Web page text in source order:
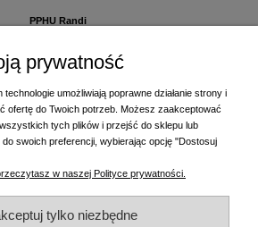
PPHU Randi
77 (wjazd od ul. Plażowej)
+48 58 770 31 80
- centrala
31 83- wyceny i drukowanie etykiet
prywatność
umożliwiają poprawne działanie strony i
ofertę do Twoich potrzeb. Możesz zaakceptować
tych plików i przejść do sklepu lub
swoich preferencji, wybierając opcję "Dostosuj
w naszej Polityce prywatności.
tylko niezbędne